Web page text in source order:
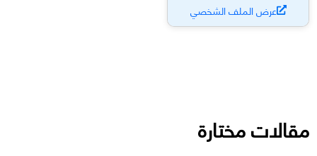
عرض الملف الشخصي
مقالات مختارة